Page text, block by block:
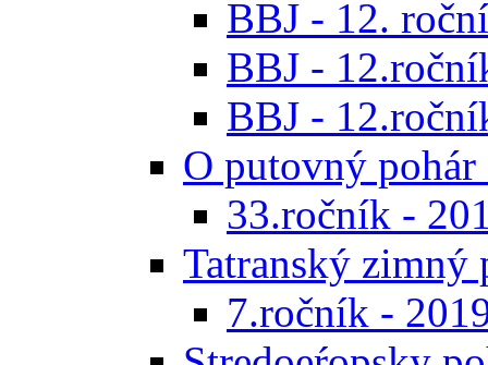
BBJ - 12.
BBJ -
BBJ -
O putovný
33.ročník -
Tatranský zimný
7.ročník -